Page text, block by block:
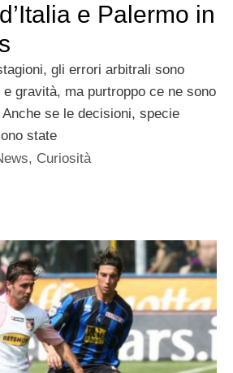
e Palermo in
gli errori arbitrali sono
gravità, ma purtroppo ce ne sono
se le decisioni, specie
state
, Curiosità